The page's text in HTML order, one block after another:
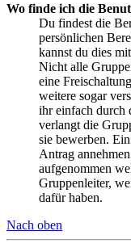
Wo finde ich die
Du findest die
persönlichen
kannst du dies
Nicht alle
eine
weitere sogar
ihr einfach durch
verlangt die
sie bewerben.
Antrag
aufgenommen
Gruppenleiter,
dafür haben.
Nach oben